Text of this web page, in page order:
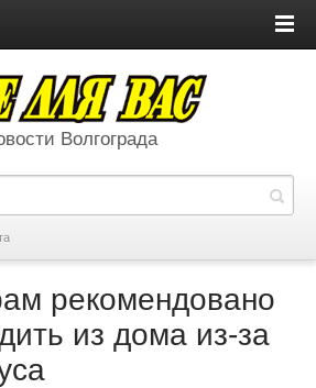
Волгограда
рекомендовано
из дома из-за